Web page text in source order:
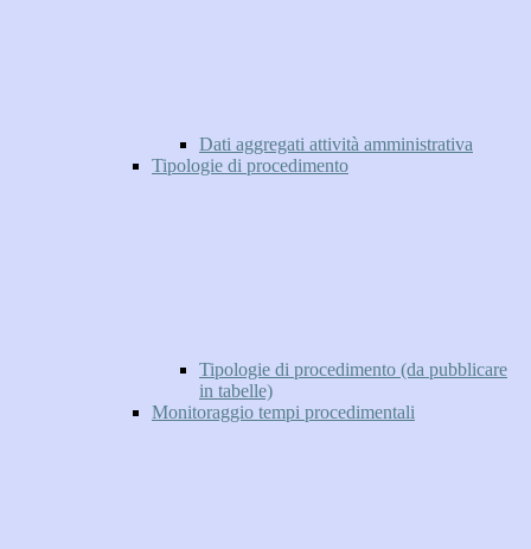
Dati aggregati attività amministrativa
Tipologie di procedimento
Tipologie di procedimento (da pubblicare
in tabelle)
Monitoraggio tempi procedimentali